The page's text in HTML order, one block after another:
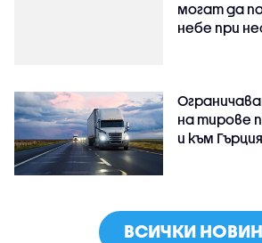
могат да
небе при
на тирове
и към
ВСИЧКИ